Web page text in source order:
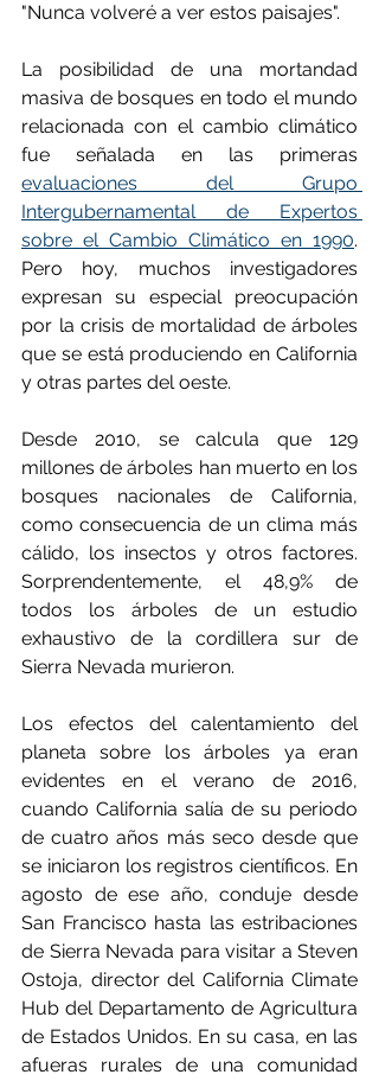
"Nunca volveré a ver estos paisajes".
La posibilidad de una mortandad
masiva de bosques en todo el mundo
relacionada con el cambio climático
evaluaciones del Grupo
Intergubernamental de Expertos
sobre el Cambio Climático en 1990.
Pero hoy, muchos investigadores
expresan su especial preocupación
por la crisis de mortalidad de árboles
que se está produciendo en California
y otras partes del oeste.
Desde 2010, se calcula que 129
millones de árboles han muerto en los
bosques nacionales de California,
como consecuencia de un clima más
cálido, los insectos y otros factores.
Sorprendentemente, el 48,9% de
todos los árboles de un estudio
exhaustivo de la cordillera sur de
Sierra Nevada murieron.
Los efectos del calentamiento del
planeta sobre los árboles ya eran
evidentes en el verano de 2016,
cuando California salía de su periodo
de cuatro años más seco desde que
se iniciaron los registros científicos. En
agosto de ese año, conduje desde
San Francisco hasta las estribaciones
de Sierra Nevada para visitar a Steven
Ostoja, director del California Climate
Hub del Departamento de Agricultura
de Estados Unidos. En su casa, en las
afueras rurales de una comunidad